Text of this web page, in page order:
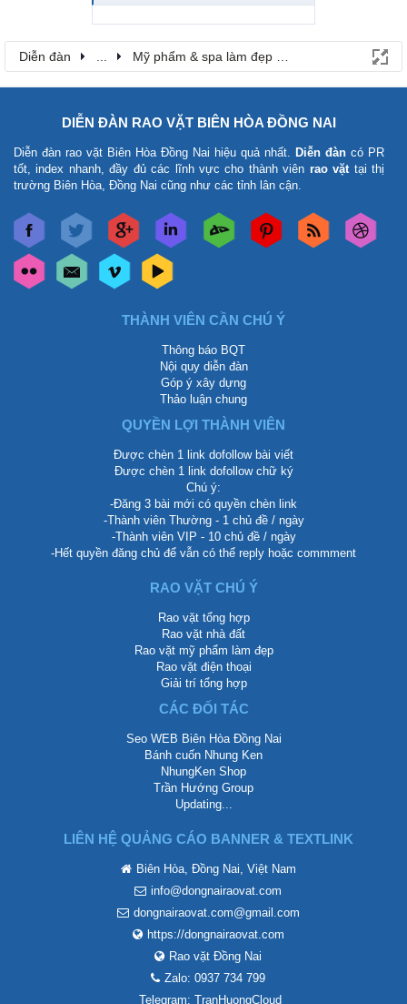
Diễn đàn Mỹ phẩm & spa làm đẹp tại Đồng Nai
DIỄN ĐÀN RAO VẶT BIÊN HÒA ĐỒNG NAI
Diễn đàn rao vặt Biên Hòa Đồng Nai hiệu quả nhất. Diễn đàn có PR
tốt, index nhanh, đầy đủ các lĩnh vực cho thành viên rao vặt tại thị
trường Biên Hòa, Đồng Nai cũng như các tỉnh lân cận.
THÀNH VIÊN CẦN CHÚ Ý
Thông báo BQT
Nội quy diễn đàn
Góp ý xây dựng
Thảo luận chung
QUYỀN LỢI THÀNH VIÊN
Được chèn 1 link dofollow bài viết
Được chèn 1 link dofollow chữ ký
Chú ý:
-Đăng 3 bài mới có quyền chèn link
-Thành viên Thường - 1 chủ đề / ngày
-Thành viên VIP - 10 chủ đề / ngày
-Hết quyền đăng chủ để vẫn có thể reply hoặc commment
RAO VẶT CHÚ Ý
Rao vặt tổng hợp
Rao vặt nhà đất
Rao vặt mỹ phẩm làm đẹp
Rao vặt điện thoại
Giải trí tổng hợp
CÁC ĐỐI TÁC
Seo WEB Biên Hòa Đồng Nai
Bánh cuốn Nhung Ken
NhungKen Shop
Trần Hướng Group
Updating...
LIÊN HỆ QUẢNG CÁO BANNER & TEXTLINK
Biên Hòa, Đồng Nai, Việt Nam
info@dongnairaovat.com
dongnairaovat.com@gmail.com
https://dongnairaovat.com
Rao vặt Đồng Nai
Zalo: 0937 734 799
Telegram: TranHuongCloud